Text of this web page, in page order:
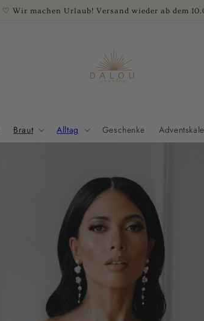
♡ Wir machen Urlaub! Versand wieder ab dem
Braut Alltag Geschenke